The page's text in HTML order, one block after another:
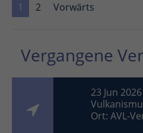
1 2 Vorwärts
Vergangene
23 Jun 2026
Ort: AVL-